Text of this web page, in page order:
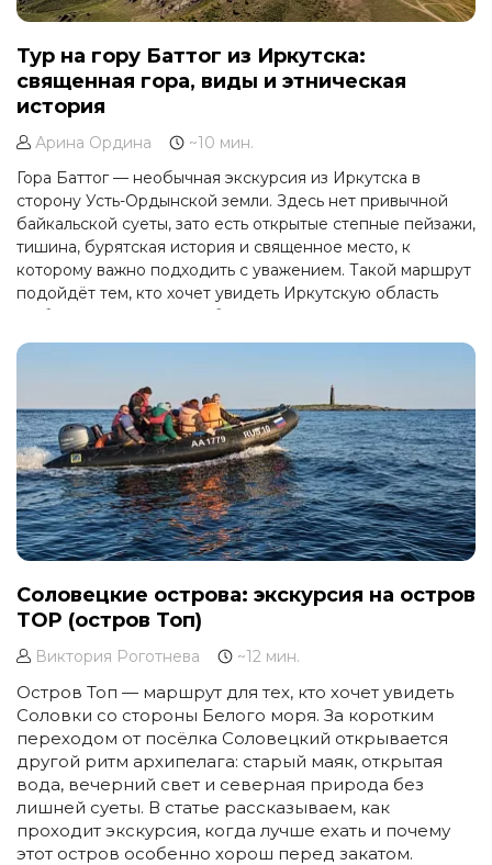
Тур на гору Баттог из Иркутска:
священная гора, виды и этническая
история
Арина Ордина
~10 мин.
Гора Баттог — необычная экскурсия из Иркутска в
сторону Усть-Ордынской земли. Здесь нет привычной
байкальской суеты, зато есть открытые степные пейзажи,
тишина, бурятская история и священное место, к
которому важно подходить с уважением. Такой маршрут
подойдёт тем, кто хочет увидеть Иркутскую область
глубже и открыть для себя не только Байкал, но и
культурное сердце Приангарья.
Соловецкие острова: экскурсия на остров
TOP (остров Топ)
Виктория Роготнева ~12 мин.
Остров Топ — маршрут для тех, кто хочет увидеть
Соловки со стороны Белого моря. За коротким
переходом от посёлка Соловецкий открывается
другой ритм архипелага: старый маяк, открытая
вода, вечерний свет и северная природа без
лишней суеты. В статье рассказываем, как
проходит экскурсия, когда лучше ехать и почему
этот остров особенно хорош перед закатом.